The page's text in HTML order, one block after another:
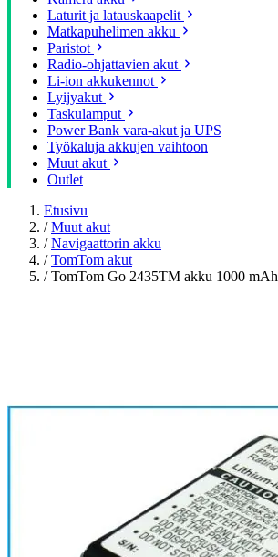
Laturit ja latauskaapelit
Matkapuhelimen akku
Paristot
Radio-ohjattavien akut
Li-ion akkukennot
Lyijyakut
Taskulamput
Power Bank vara-akut ja UPS
Työkaluja akkujen vaihtoon
Muut akut
Outlet
Etusivu
/ Muut akut
/ Navigaattorin akku
/ TomTom akut
/ TomTom Go 2435TM akku 1000 mAh